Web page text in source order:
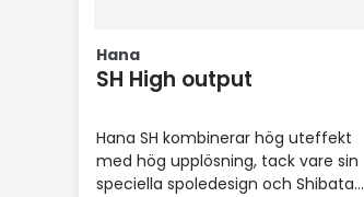
Hana
SH High output
Hana SH kombinerar hög uteffekt
med hög upplösning, tack vare sin
speciella spoledesign och Shibata-